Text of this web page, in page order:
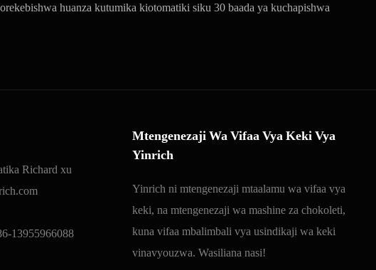
huanza kutumika kiotomatiki siku 30 baada ya kuchapishwa
Richard xu
13955966088
Mtengenezaji Wa Vifaa Vya Keki Vya
Yinrich
Yinrich ni mtengenezaji mtaalamu wa vifaa vya
keki, na mtengenezaji wa mashine za chokoleti,
kuna vifaa mbalimbali vya usindikaji wa keki
vinavyouzwa. Wasiliana nasi!